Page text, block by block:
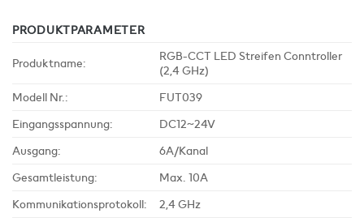
PRODUKTPARAMETER
Produktname:
RGB-CCT LED Streifen Conntroller
(2,4 GHz)
Modell Nr.:
FUT039
Eingangsspannung:
DC12~24V
Ausgang:
6A/Kanal
Gesamtleistung:
Max. 10A
Kommunikationsprotokoll:
2,4 GHz